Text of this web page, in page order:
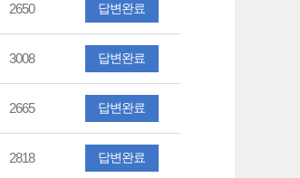
2650 답변완료
3008 답변완료
2665 답변완료
2818 답변완료